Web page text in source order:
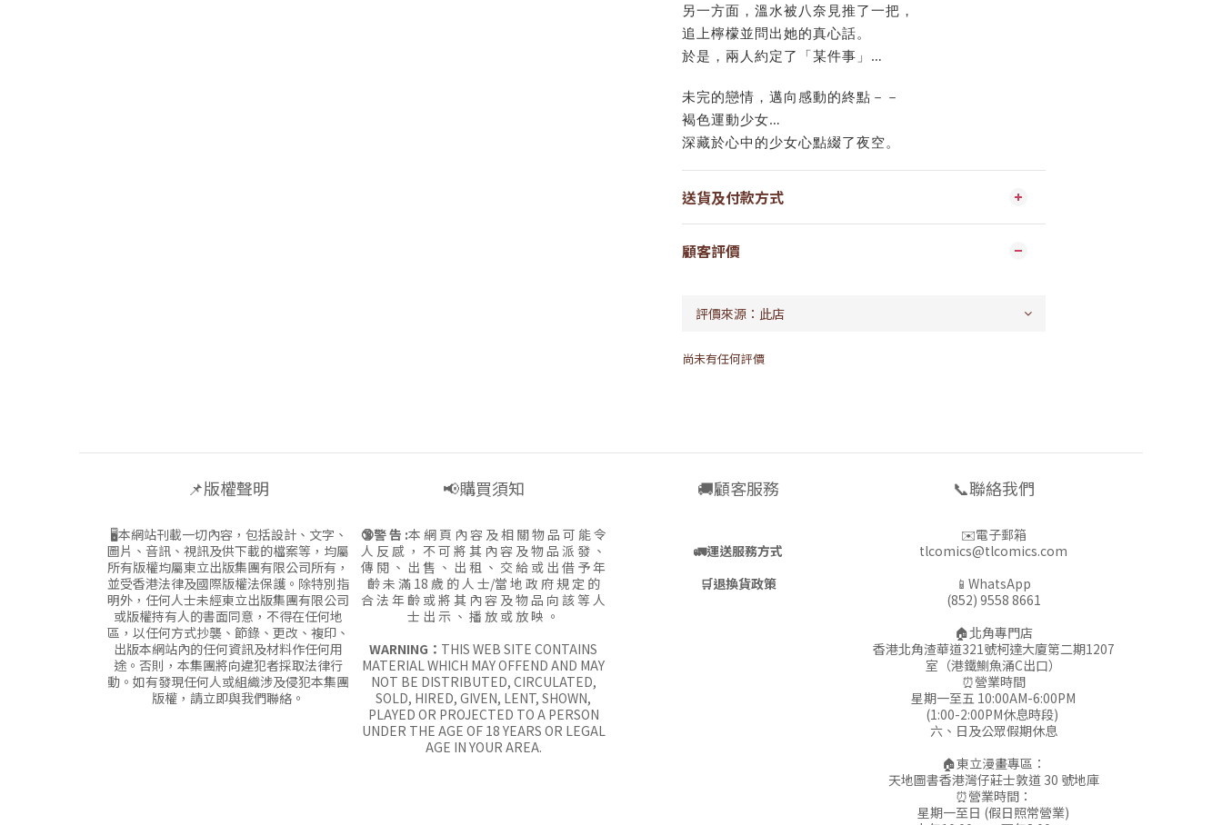
另一方面，溫水被八奈見推了一把，
追上檸檬並問出她的真心話。
於是，兩人約定了「某件事」…
未完的戀情，邁向感動的終點－－
褐色運動少女…
深藏於心中的少女心點綴了夜空。
送貨及付款方式
顧客評價
尚未有任何評價
📌版權聲明
🖥本網站刊載一切內容，包括設計、文字、
圖片、音訊、視訊及供下載的檔案等，均屬
所有版權均屬東立出版集團有限公司所有，
並受香港法律及國際版權法保護。除特別指
明外，任何人士未經東立出版集團有限公司
或版權持有人的書面同意，不得在任何地
區，以任何方式抄襲、節錄、更改、複印、
出版本網站內的任何資訊及材料作任何用
途。否則，本集團將向違犯者採取法律行
動。如有發現任何人或組織涉及侵犯本集團
版權，請立即與我們聯絡。
📢購買須知
🔞警 告 :本 網 頁 內 容 及 相 關 物 品 可 能 令
人 反 感 ， 不 可 將 其 內 容 及 物 品 派 發 、
傳 閱 、 出 售 、 出 租 、 交 給 或 出 借 予 年
齡 未 滿 18 歲 的 人 士/當 地 政 府 規 定 的
合 法 年 齡 或 將 其 內 容 及 物 品 向 該 等 人
士 出 示 、 播 放 或 放 映 。
WARNING： THIS WEB SITE CONTAINS
MATERIAL WHICH MAY OFFEND AND MAY
NOT BE DISTRIBUTED, CIRCULATED,
SOLD, HIRED, GIVEN, LENT, SHOWN,
PLAYED OR PROJECTED TO A PERSON
UNDER THE AGE OF 18 YEARS OR LEGAL
AGE IN YOUR AREA.
🚚顧客服務
🚛運送服務方式
🛒退換貨政策
📞聯絡我們
✉️電子郵箱
tlcomics@tlcomics.com
📱WhatsApp
(852) 9558 8661
🏠北角專門店
香港北角渣華道321號柯達大廈第二期1207
室（港鐵鰂魚涌C出口）
⏰營業時間
星期一至五 10:00AM-6:00PM
(1:00-2:00PM休息時段)
六、日及公眾假期休息
🏠東立漫畫專區：
天地圖書香港灣仔莊士敦道 30 號地庫
⏰營業時間：
星期一至日 (假日照常營業)